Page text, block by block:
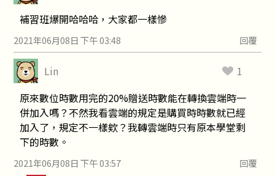
補習班爆開哈哈哈，大家都一樣慘
2021年06月08日 下午 03:48 回覆
Lin
1
原來數位時數用完的20%贈送時數能在轉換雲端時一
併加入嗎？不然我看雲端的規定是購買時時數就已經
加入了，規定不一樣欸？我轉雲端時只有原本學堂剩
下的時數。
2021年06月08日 下午 03:57 回覆